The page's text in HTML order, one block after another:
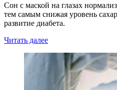
Сон с маской на глазах
тем самым снижая уровень
развитие диабета.
Читать далее